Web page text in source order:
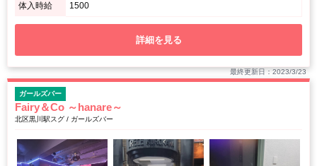
体入時給 1500
詳細を見る
最終更新日：2023/3/23
ガールズバー
Fairy＆Co ～hanare～
北区黒川駅スグ / ガールズバー